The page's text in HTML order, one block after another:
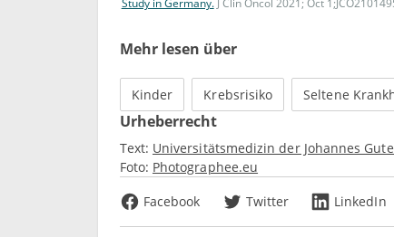
Mehr lesen über
Kinder Krebsrisiko Seltene
Urheberrecht
Text: Universitätsmedizin der Johannes
Foto: Photographee.eu
Facebook
Twitter LinkedIn